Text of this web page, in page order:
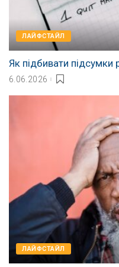
ЛАЙФСТАЙЛ
Як підбивати підсумки
6.06.2026
ЛАЙФСТАЙЛ